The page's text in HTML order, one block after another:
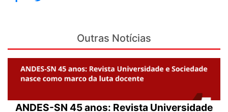
Outras Notícias
ANDES-SN 45 anos: Revista Universidade